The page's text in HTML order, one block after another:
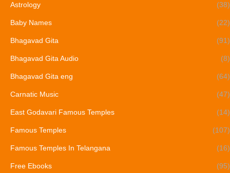
Astrology (38)
Baby Names (22)
Bhagavad Gita (91)
Bhagavad Gita Audio (8)
Bhagavad Gita eng (64)
Carnatic Music (47)
East Godavari Famous Temples (14)
Famous Temples (107)
Famous Temples In Telangana (16)
Free Ebooks (95)